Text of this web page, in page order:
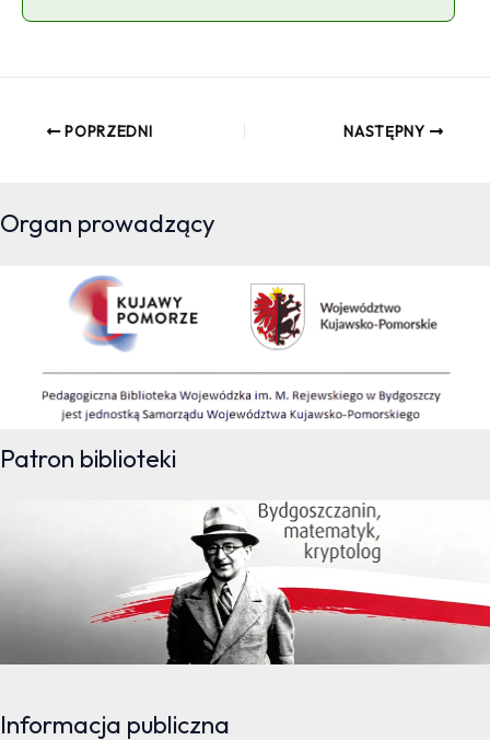
POPRZEDNI NASTĘPNY
Organ prowadzący
Patron biblioteki
Informacja publiczna